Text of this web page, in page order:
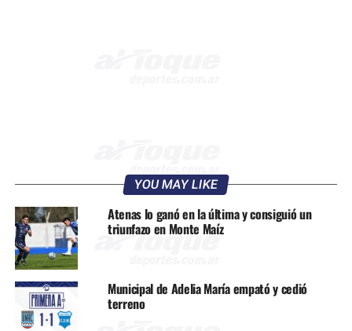
YOU MAY LIKE
Atenas lo ganó en la última y consiguió un
triunfazo en Monte Maíz
Municipal de Adelia María empató y cedió
terreno